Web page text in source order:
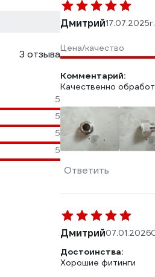
3 отзыва
5
5
5
5
Дмитрий17.07.2025
Цена/качество
Комментарий:
Качественно
Ответить
Дмитрий07.01.2026
Достоинства:
Хорошие фитинги